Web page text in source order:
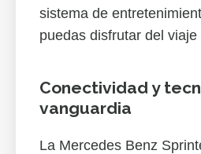
sistema de
puedas disfrutar del
Conectividad y
vanguardia
La Mercedes Benz